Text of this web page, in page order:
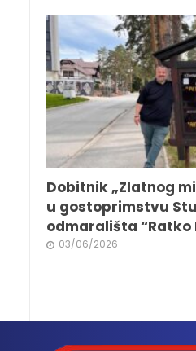
Dobitnik „Zlatnog
u gostoprimstvu
odmarališta “Ratko
03/06/2026